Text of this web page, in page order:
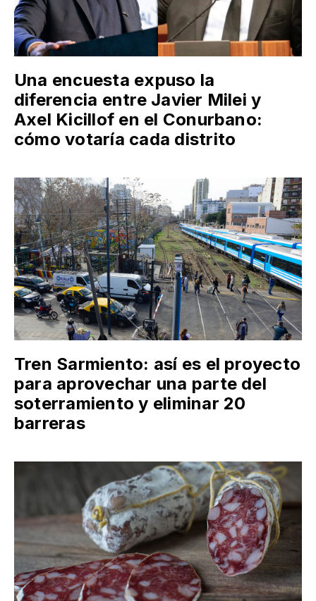
Una encuesta expuso la
diferencia entre Javier Milei y
Axel Kicillof en el Conurbano:
cómo votaría cada distrito
Tren Sarmiento: así es el proyecto
para aprovechar una parte del
soterramiento y eliminar 20
barreras